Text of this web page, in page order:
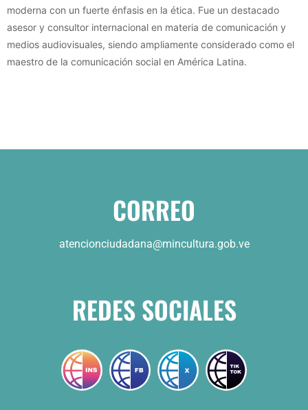
moderna con un fuerte énfasis en la ética. Fue un destacado
asesor y consultor internacional en materia de comunicación y
medios audiovisuales, siendo ampliamente considerado como el
maestro de la comunicación social en América Latina.
CORREO
atencionciudadana@mincultura.gob.ve
REDES SOCIALES